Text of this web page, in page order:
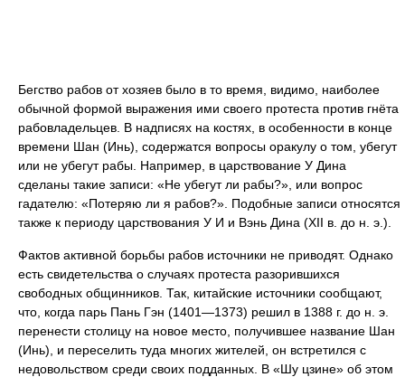
Бегство рабов от хозяев было в то время, видимо, наиболее
обычной формой выражения ими своего протеста против гнёта
рабовладельцев. В надписях на костях, в особенности в конце
времени Шан (Инь), содержатся вопросы оракулу о том, убегут
или не убегут рабы. Например, в царствование У Дина
сделаны такие записи: «Не убегут ли рабы?», или вопрос
гадателю: «Потеряю ли я рабов?». Подобные записи относятся
также к периоду царствования У И и Вэнь Дина (XII в. до н. э.).
Фактов активной борьбы рабов источники не приводят. Однако
есть свидетельства о случаях протеста разорившихся
свободных общинников. Так, китайские источники сообщают,
что, когда парь Пань Гэн (1401—1373) решил в 1388 г. до н. э.
перенести столицу на новое место, получившее название Шан
(Инь), и переселить туда многих жителей, он встретился с
недовольством среди своих подданных. В «Шу цзине» об этом